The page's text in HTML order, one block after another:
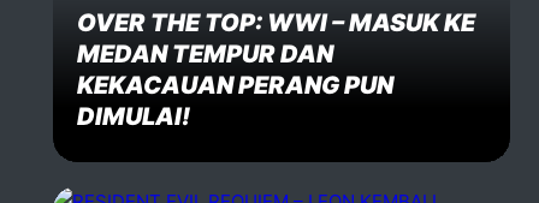
OVER THE TOP: WWI – MASUK KE
MEDAN TEMPUR DAN
KEKACAUAN PERANG PUN
DIMULAI!